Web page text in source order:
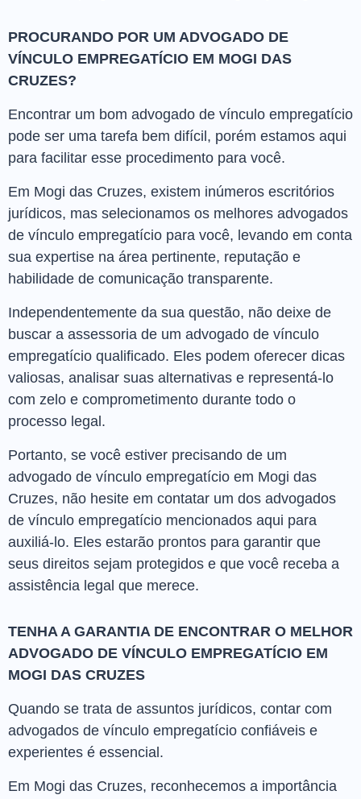
PROCURANDO POR UM ADVOGADO DE
VÍNCULO EMPREGATÍCIO EM MOGI DAS
CRUZES?
Encontrar um bom advogado de vínculo empregatício
pode ser uma tarefa bem difícil, porém estamos aqui
para facilitar esse procedimento para você.
Em Mogi das Cruzes, existem inúmeros escritórios
jurídicos, mas selecionamos os melhores advogados
de vínculo empregatício para você, levando em conta
sua expertise na área pertinente, reputação e
habilidade de comunicação transparente.
Independentemente da sua questão, não deixe de
buscar a assessoria de um advogado de vínculo
empregatício qualificado. Eles podem oferecer dicas
valiosas, analisar suas alternativas e representá-lo
com zelo e comprometimento durante todo o
processo legal.
Portanto, se você estiver precisando de um
advogado de vínculo empregatício em Mogi das
Cruzes, não hesite em contatar um dos advogados
de vínculo empregatício mencionados aqui para
auxiliá-lo. Eles estarão prontos para garantir que
seus direitos sejam protegidos e que você receba a
assistência legal que merece.
TENHA A GARANTIA DE ENCONTRAR O MELHOR
ADVOGADO DE VÍNCULO EMPREGATÍCIO EM
MOGI DAS CRUZES
Quando se trata de assuntos jurídicos, contar com
advogados de vínculo empregatício confiáveis e
experientes é essencial.
Em Mogi das Cruzes, reconhecemos a importância